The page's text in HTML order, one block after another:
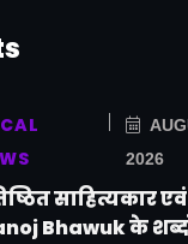
2026
साहित्यकार
Bhawuk के